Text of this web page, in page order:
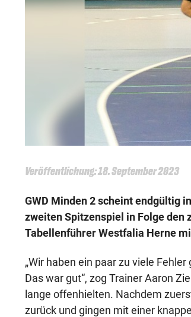
Veröffentlichung: 18. September 2023
GWD Minden 2 scheint endgültig
zweiten Spitzenspiel in Folge den
Tabellenführer Westfalia Herne
„Wir haben ein paar zu viele
Das war gut“, zog Trainer Aaron
lange offenhielten. Nachdem
zurück und gingen mit einer